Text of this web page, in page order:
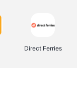
Direct Ferries